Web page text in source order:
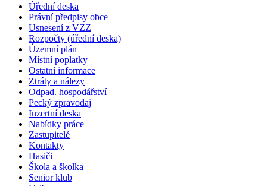
Úřední deska
Právní předpisy obce
Usnesení z VZZ
Rozpočty (úřední deska)
Územní plán
Místní poplatky
Ostatní informace
Ztráty a nálezy
Odpad. hospodářství
Pecký zpravodaj
Inzertní deska
Nabídky práce
Zastupitelé
Kontakty
Hasiči
Škola a školka
Senior klub